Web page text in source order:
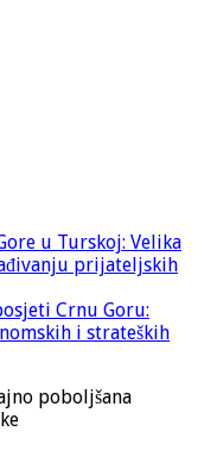
u Turskoj: Velika
prijateljskih
Crnu Goru:
i strateških
poboljšana